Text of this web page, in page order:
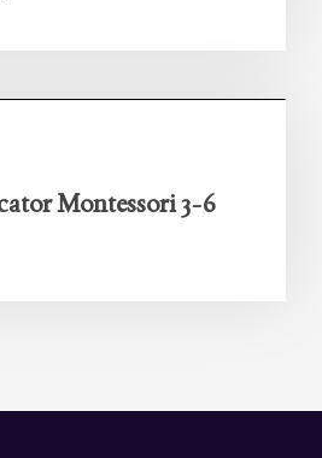
Montessori 3-6